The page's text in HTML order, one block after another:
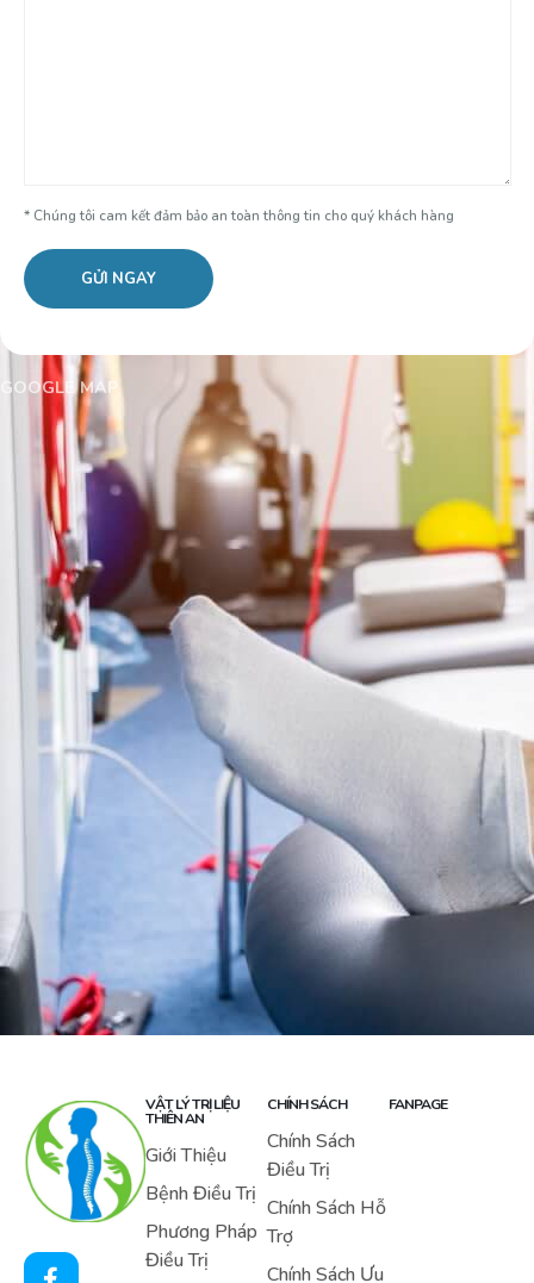
* Chúng tôi cam kết đảm bảo an toàn thông tin cho quý khách hàng
GOOGLE MAP
VẬT LÝ TRỊ LIỆU
THIÊN AN
Giới Thiệu
Bệnh Điều Trị
Phương Pháp
Điều Trị
CHÍNH SÁCH
Chính Sách
Điều Trị
Chính Sách Hỗ
Trợ
Chính Sách Ưu
FANPAGE